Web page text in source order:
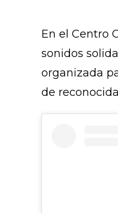
En el Centro
sonidos
organizada
de